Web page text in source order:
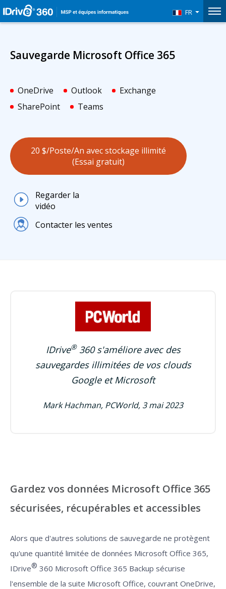
FR
Sauvegarde Microsoft Office 365
OneDrive Outlook
Exchange
SharePoint
Teams
Regarder la
vidéo
20 $/Poste/An avec stockage illimité
(Essai gratuit)
Contacter les ventes
IDrive®360 s'améliore avec des
sauvegardes illimitées de vos clouds
Google et Microsoft
Mark Hachman, PCWorld, 3 mai 2023
Gardez vos données Microsoft Office 365
sécurisées, récupérables et accessibles
Alors que d'autres solutions de sauvegarde ne protègent
qu'une quantité limitée de données Microsoft Office 365,
IDrive® 360 Microsoft Office 365 Backup sécurise
l'ensemble de la suite Microsoft Office, couvrant OneDrive,